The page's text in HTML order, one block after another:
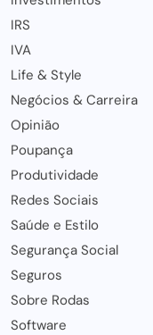
IRS
IVA
Life & Style
Negócios & Carreira
Opinião
Poupança
Produtividade
Redes Sociais
Saúde e Estilo
Segurança Social
Seguros
Sobre Rodas
Software